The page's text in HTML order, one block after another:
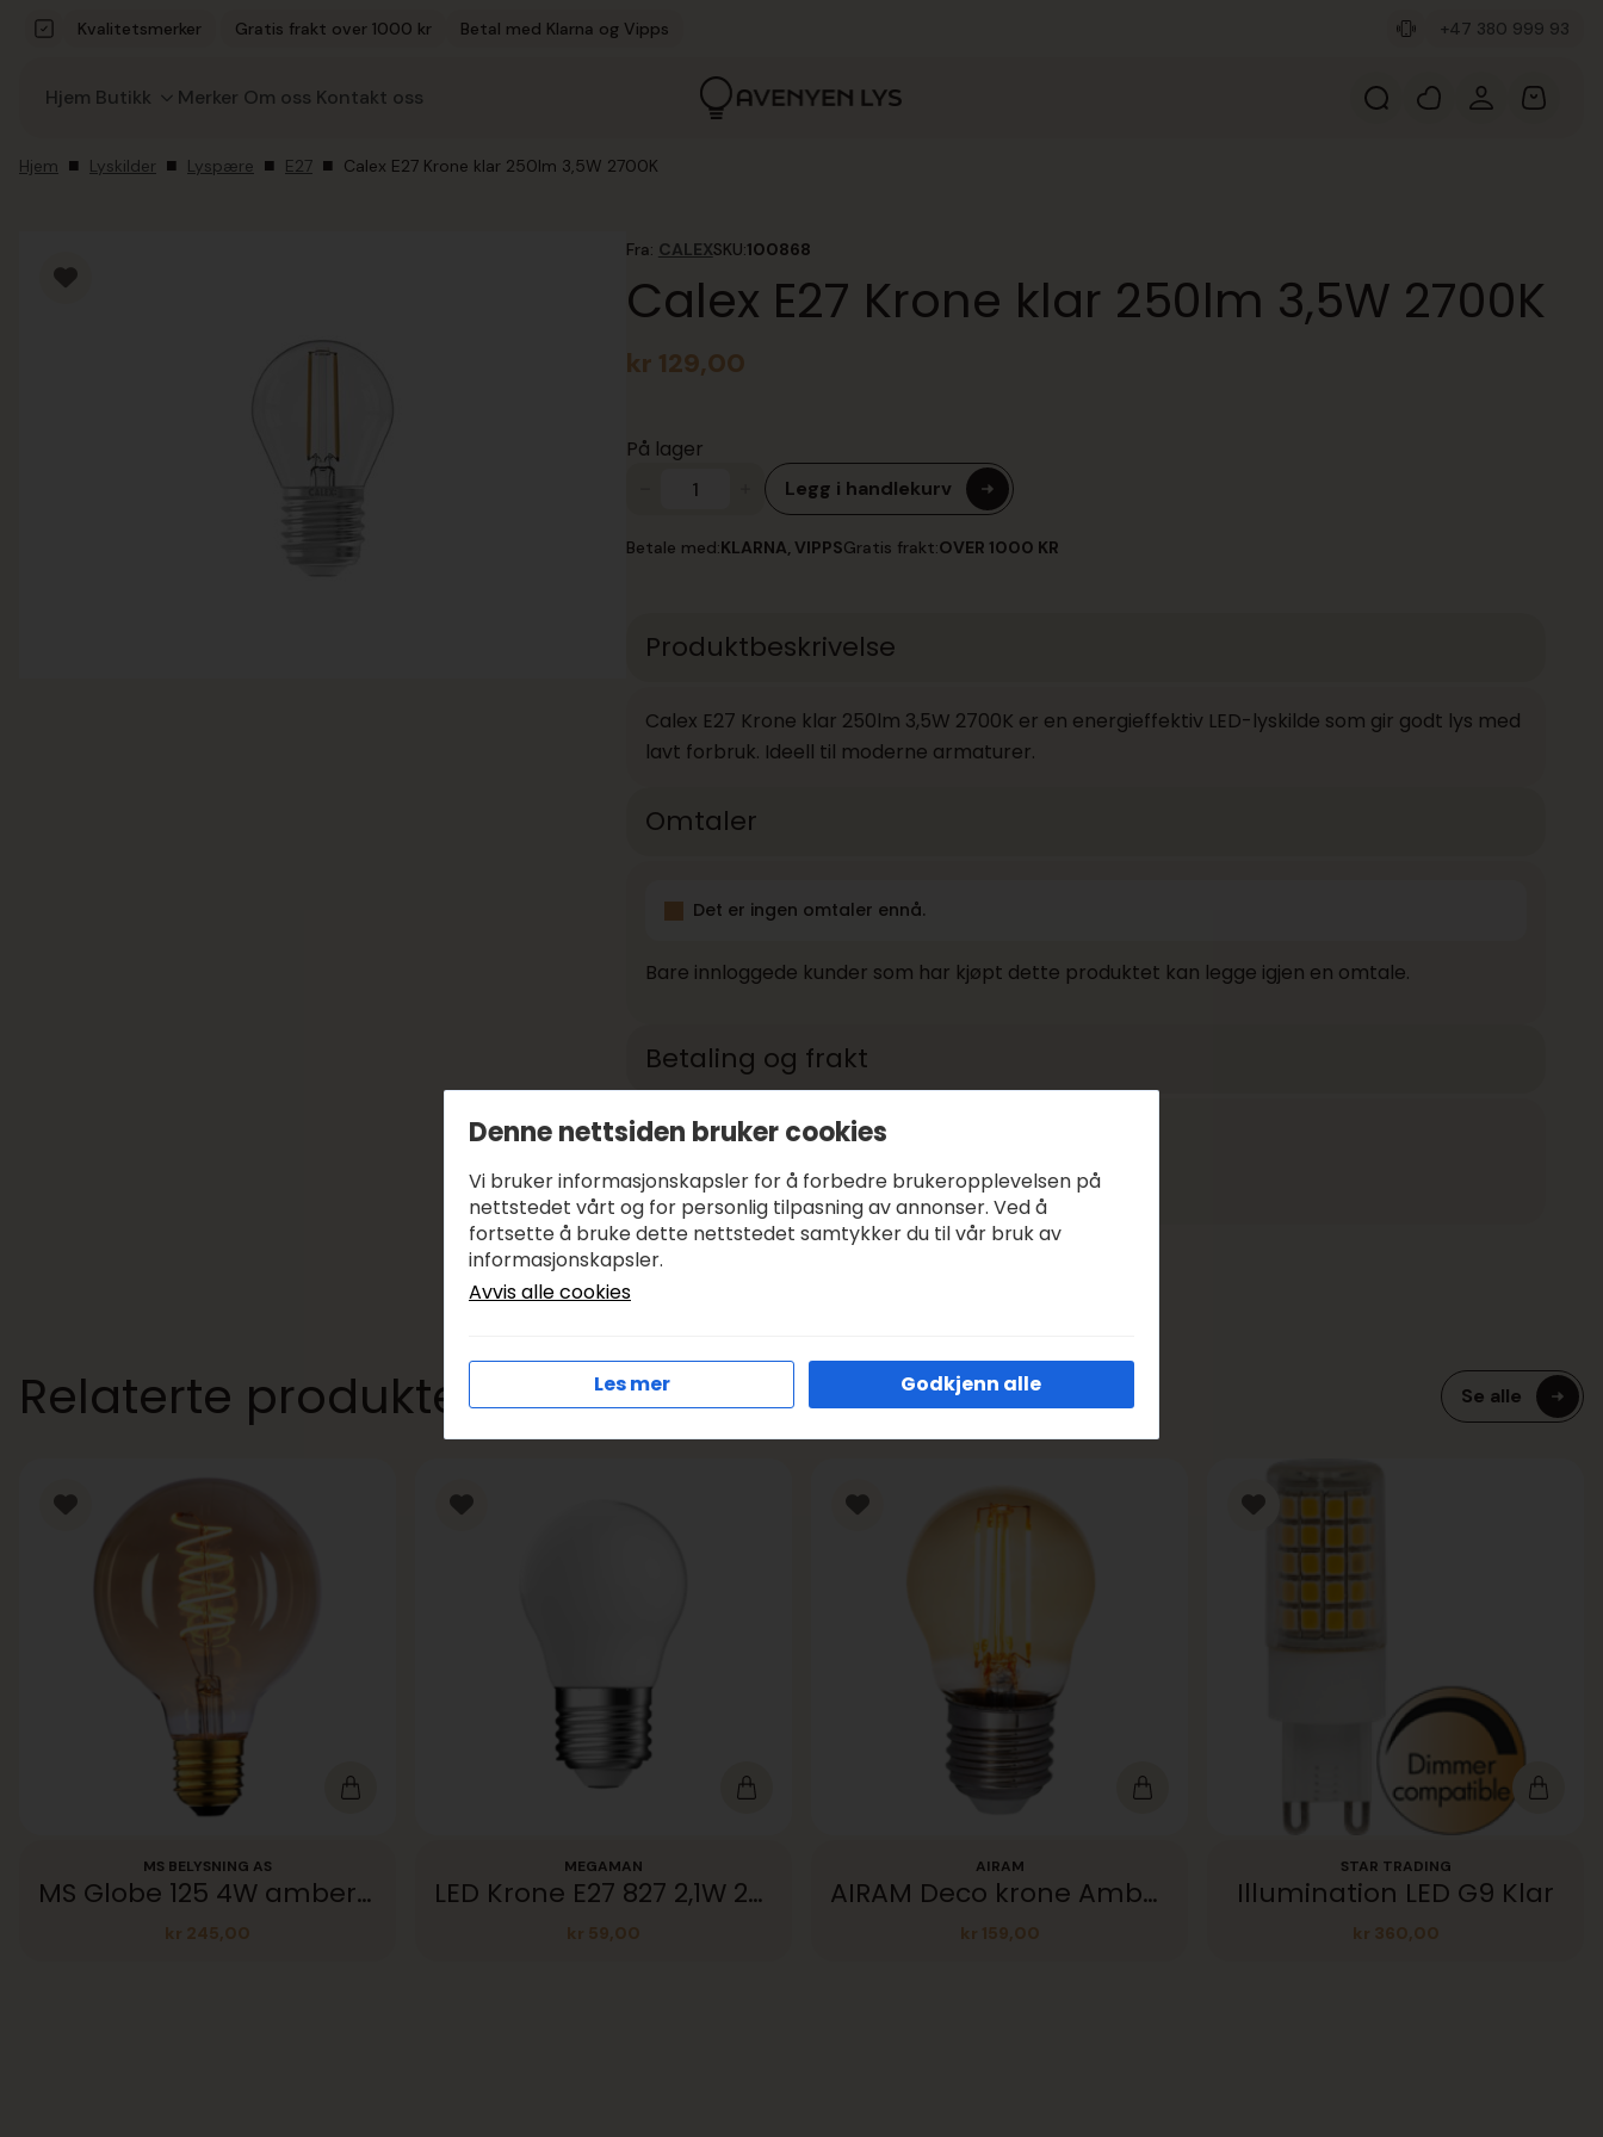
Kvalitetsmerker
Gratis frakt over 1000 kr Betal med Klarna og Vipps +47 380 999 93
Hjem Butikk Merker Om oss Kontakt oss
Hjem Lyskilder Lyspære E27 Calex E27 Krone klar 250lm 3,5W 2700K
Fra: CALEXSKU:100868
Calex E27 Krone klar 250lm 3,5W 2700K
kr 129,00
På lager
klar
Legg i handlekurv
Betale med:KLARNA, VIPPSGratis frakt:OVER 1000 KR
Produktbeskrivelse
Calex E27 Krone klar 250lm 3,5W 2700K er en energieffektiv LED-lyskilde som gir godt lys med
lavt forbruk. Ideell til moderne armaturer.
Omtaler
Det er ingen omtaler ennå.
Bare innloggede kunder som har kjøpt dette produktet kan legge igjen en omtale.
Betaling og frakt
Betale med:KLARNA, VIPPS
Frakt:
GRATIS FRA KR 1000
Relaterte produkter Se alle
MS BELYSNING AS
MS Globe 125 4W amber spiral
kr 245,00
MEGAMAN
LED Krone E27 827 2,1W 250lm 360°
kr 59,00
AIRAM
AIRAM Deco krone Amber 360lm E27 22K
kr 159,00
STAR TRADING
Illumination LED G9 Klar
kr 360,00
Denne nettsiden bruker cookies
Vi bruker informasjonskapsler for å forbedre brukeropplevelsen på
nettstedet vårt og for personlig tilpasning av annonser. Ved å
fortsette å bruke dette nettstedet samtykker du til vår bruk av
informasjonskapsler.
Avvis alle cookies
Les mer Godkjenn alle